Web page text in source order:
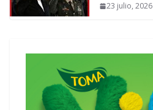
23 julio, 2026